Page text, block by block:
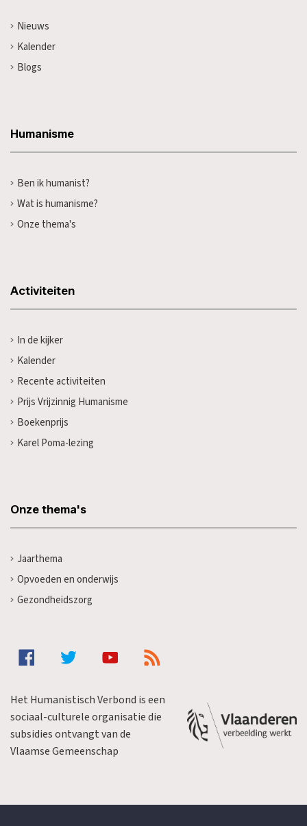
Nieuws
Kalender
Blogs
Humanisme
Ben ik humanist?
Wat is humanisme?
Onze thema's
Activiteiten
In de kijker
Kalender
Recente activiteiten
Prijs Vrijzinnig Humanisme
Boekenprijs
Karel Poma-lezing
Onze thema's
Jaarthema
Opvoeden en onderwijs
Gezondheidszorg
Het Humanistisch Verbond is een
sociaal-culturele organisatie die
subsidies ontvangt van de
Vlaamse Gemeenschap